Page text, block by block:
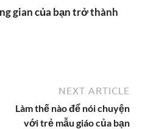
gian của bạn trở thành
NEXT ARTICLE
Làm thế nào để nói chuyện
với trẻ mẫu giáo của bạn